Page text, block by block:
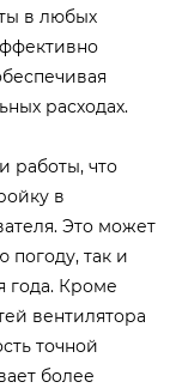
в любых
расходах.
работы, что
в
Это может
погоду, так и
года. Кроме
вентилятора
точной
более